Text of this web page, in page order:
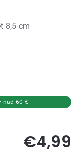
8,5 cm
nad 60 €
€4,99